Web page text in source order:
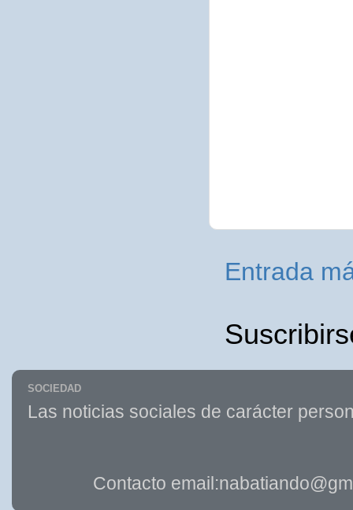
Entrada
SOCIEDAD
Las noticias sociales de carácter
Contacto